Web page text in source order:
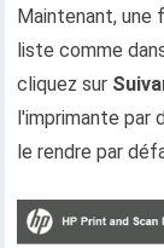
Maintenant, une
liste comme
cliquez sur
l'imprimante par
le rendre par